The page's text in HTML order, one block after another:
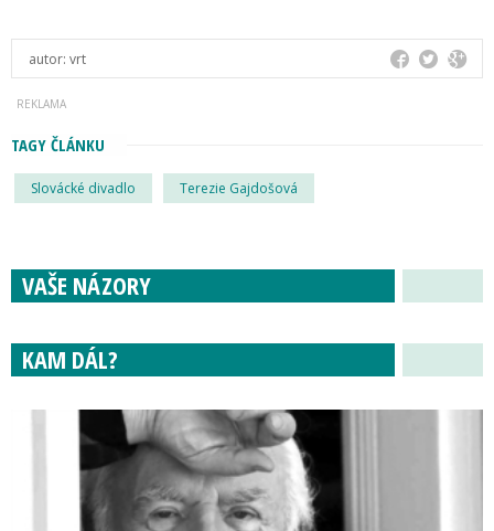
autor: vrt
TAGY ČLÁNKU
Slovácké divadlo Terezie Gajdošová
VAŠE NÁZORY
KAM DÁL?